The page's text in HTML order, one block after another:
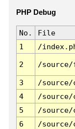
PHP Debug
No. File
1
/
2 /
3 /
4
/
5
/
6
/